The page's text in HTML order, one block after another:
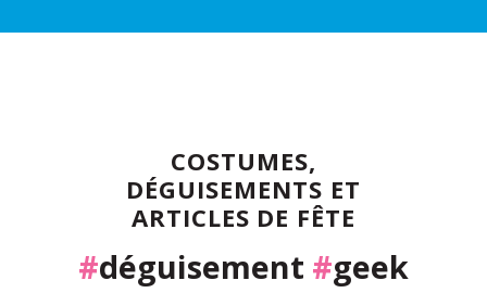
COSTUMES,
DÉGUISEMENTS ET
ARTICLES DE FÊTE
#déguisement #geek